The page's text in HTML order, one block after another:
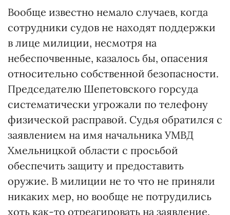
Вообще известно немало случаев, когда
сотрудники судов не находят поддержки
в лице милиции, несмотря на
небеспочвенные, казалось бы, опасения
относительно собственной безопасности.
Председателю Шепетовского горсуда
систематически угрожали по телефону
физической расправой. Судья обратился с
заявлением на имя начальника УМВД
Хмельницкой области с просьбой
обеспечить защиту и предоставить
оружие. В милиции не то что не приняли
никаких мер, но вообще не потрудились
хоть как-то отреагировать на заявление.